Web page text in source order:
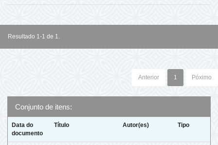
Resultado 1-1 de 1.
Anterior 1 Póximo
Conjunto de itens:
Data do
documento
Título Autor(es) Tipo